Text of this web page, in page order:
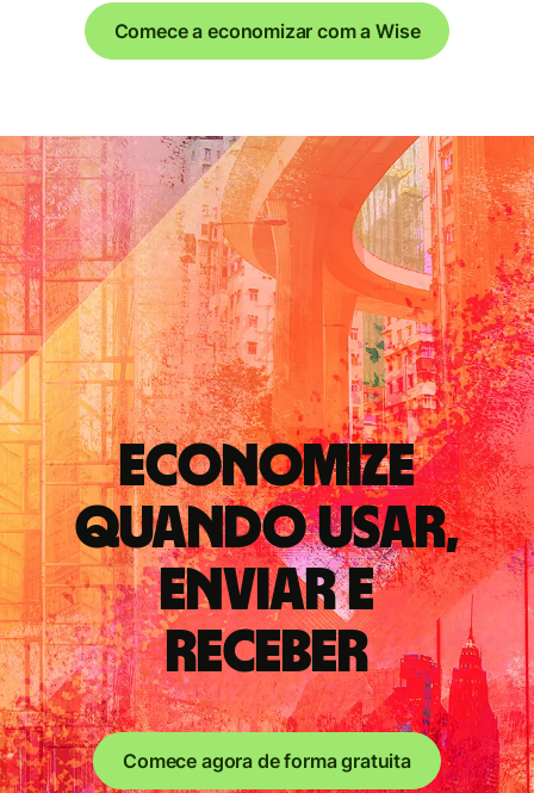
Comece a economizar com a Wise
Economize
quando usar,
enviar e
receber
Comece agora de forma gratuita